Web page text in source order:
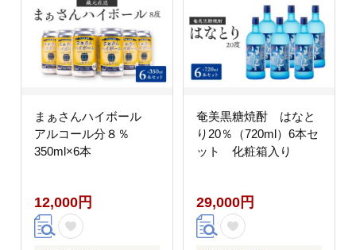
まぁさんハイボール
アルコール分８％
350ml×6本
12,000円
奄美黒糖焼酎 はなと
り20％（720ml）6本セ
ット 化粧箱入り
29,000円